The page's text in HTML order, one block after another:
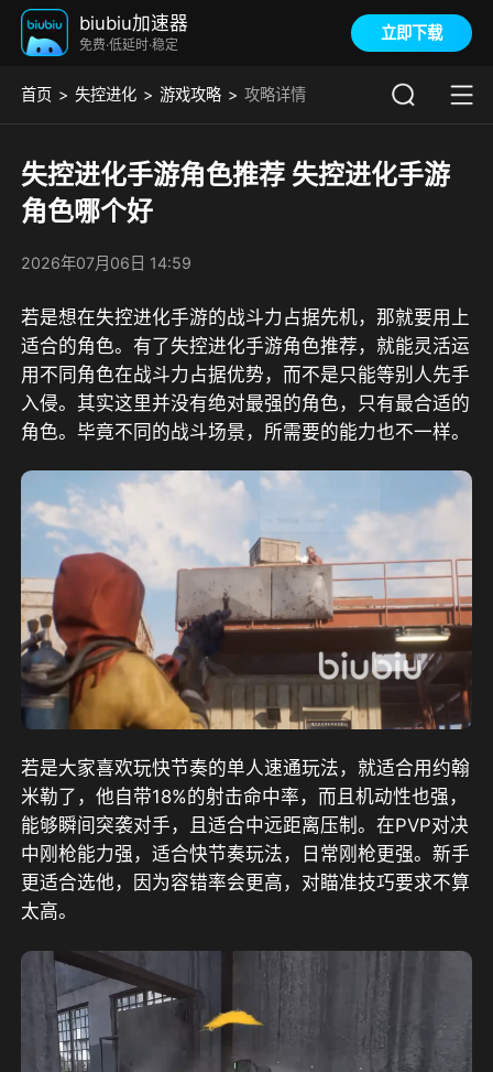
biubiu加速器
免费·低延时·稳定
立即下载
首页 失控进化 游戏攻略 攻略详情
失控进化手游角色推荐 失控进化手游
角色哪个好
2026年07月06日 14:59
若是想在失控进化手游的战斗力占据先机，那就要用上
适合的角色。有了失控进化手游角色推荐，就能灵活运
用不同角色在战斗力占据优势，而不是只能等别人先手
入侵。其实这里并没有绝对最强的角色，只有最合适的
角色。毕竟不同的战斗场景，所需要的能力也不一样。
若是大家喜欢玩快节奏的单人速通玩法，就适合用约翰
米勒了，他自带18%的射击命中率，而且机动性也强，
能够瞬间突袭对手，且适合中远距离压制。在PVP对决
中刚枪能力强，适合快节奏玩法，日常刚枪更强。新手
更适合选他，因为容错率会更高，对瞄准技巧要求不算
太高。